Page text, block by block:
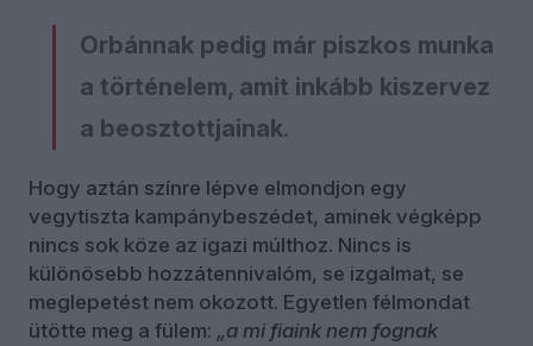
Orbánnak pedig már piszkos munka
a történelem, amit inkább kiszervez
a beosztottjainak.
Hogy aztán színre lépve elmondjon egy
vegytiszta kampánybeszédet, aminek végképp
nincs sok köze az igazi múlthoz. Nincs is
különösebb hozzátennivalóm, se izgalmat, se
meglepetést nem okozott. Egyetlen félmondat
ütötte meg a fülem: „a mi fiaink nem fognak